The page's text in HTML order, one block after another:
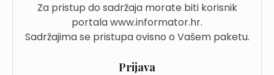
Za pristup do sadržaja morate biti korisnik
portala www.informator.hr.
Sadržajima se pristupa ovisno o Vašem paketu.
Prijava